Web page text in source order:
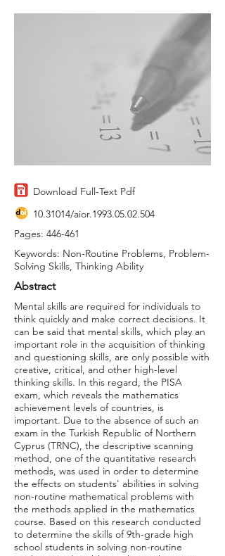
Download Full-Text Pdf
10.31014/aior.1993.05.02.504
Pages: 446-461
Keywords: Non-Routine Problems, Problem-
Solving Skills, Thinking Ability
Abstract
Mental skills are required for individuals to
think quickly and make correct decisions. It
can be said that mental skills, which play an
important role in the acquisition of thinking
and questioning skills, are only possible with
creative, critical, and other high-level
thinking skills. In this regard, the PISA
exam, which reveals the mathematics
achievement levels of countries, is
important. Due to the absence of such an
exam in the Turkish Republic of Northern
Cyprus (TRNC), the descriptive scanning
method, one of the quantitative research
methods, was used in order to determine
the effects on students' abilities in solving
non-routine mathematical problems with
the methods applied in the mathematics
course. Based on this research conducted
to determine the skills of 9th-grade high
school students in solving non-routine